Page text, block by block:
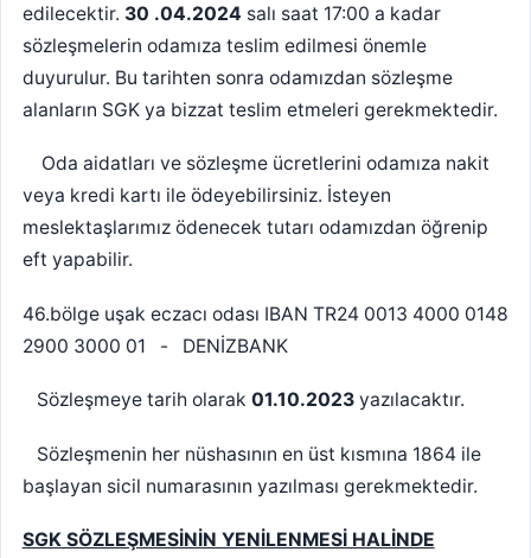
edilecektir. 30 .04.2024 salı saat 17:00 a kadar
sözleşmelerin odamıza teslim edilmesi önemle
duyurulur. Bu tarihten sonra odamızdan sözleşme
alanların SGK ya bizzat teslim etmeleri gerekmektedir.
Oda aidatları ve sözleşme ücretlerini odamıza nakit
veya kredi kartı ile ödeyebilirsiniz. İsteyen
meslektaşlarımız ödenecek tutarı odamızdan öğrenip
eft yapabilir.
46.bölge uşak eczacı odası IBAN TR24 0013 4000 0148
2900 3000 01 - DENİZBANK
Sözleşmeye tarih olarak 01.10.2023yazılacaktır.
Sözleşmenin her nüshasının en üst kısmına 1864 ile
başlayan sicil numarasının yazılması gerekmektedir.
SGK SÖZLEŞMESİNİN YENİLENMESİ HALİNDE